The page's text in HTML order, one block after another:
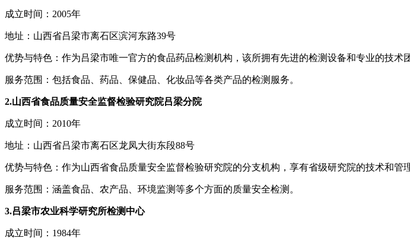
成立时间：2005年
地址：山西省吕梁市离石区滨河东路39号
优势与特色：作为吕梁市唯一官方的食品药品检测机构，该所拥有先进的检测设备和专业的技
服务范围：包括食品、药品、保健品、化妆品等各类产品的检测服务。
2.山西省食品质量安全监督检验研究院吕梁分院
成立时间：2010年
地址：山西省吕梁市离石区龙凤大街东段88号
优势与特色：作为山西省食品质量安全监督检验研究院的分支机构，享有省级研究院的技术和
服务范围：涵盖食品、农产品、环境监测等多个方面的质量安全检测。
3.吕梁市农业科学研究所检测中心
成立时间：1984年